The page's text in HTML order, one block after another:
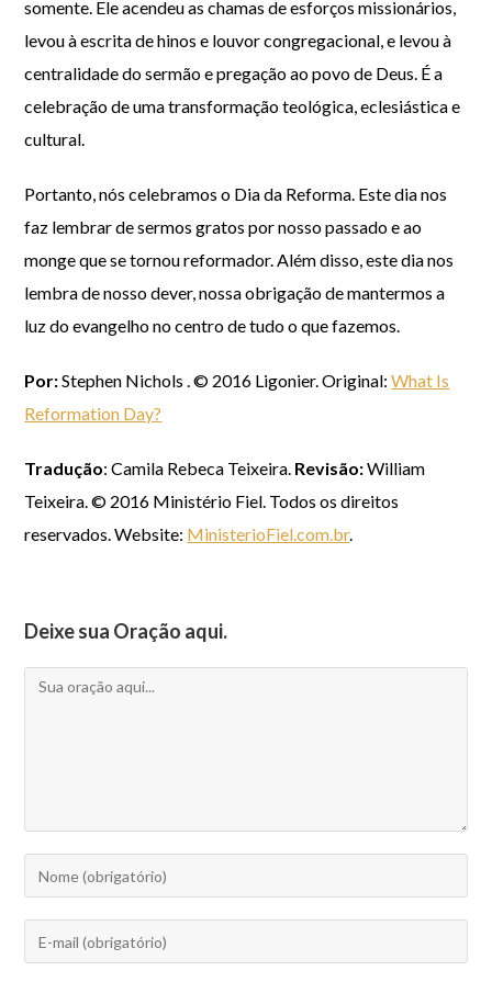
somente. Ele acendeu as chamas de esforços missionários,
levou à escrita de hinos e louvor congregacional, e levou à
centralidade do sermão e pregação ao povo de Deus. É a
celebração de uma transformação teológica, eclesiástica e
cultural.
Portanto, nós celebramos o Dia da Reforma. Este dia nos
faz lembrar de sermos gratos por nosso passado e ao
monge que se tornou reformador. Além disso, este dia nos
lembra de nosso dever, nossa obrigação de mantermos a
luz do evangelho no centro de tudo o que fazemos.
Por:Stephen Nichols . © 2016 Ligonier. Original:What Is
Reformation Day?
Tradução: Camila Rebeca Teixeira. Revisão:William
Teixeira. © 2016 Ministério Fiel. Todos os direitos
reservados. Website: MinisterioFiel.com.br.
Deixe sua Oração aqui.